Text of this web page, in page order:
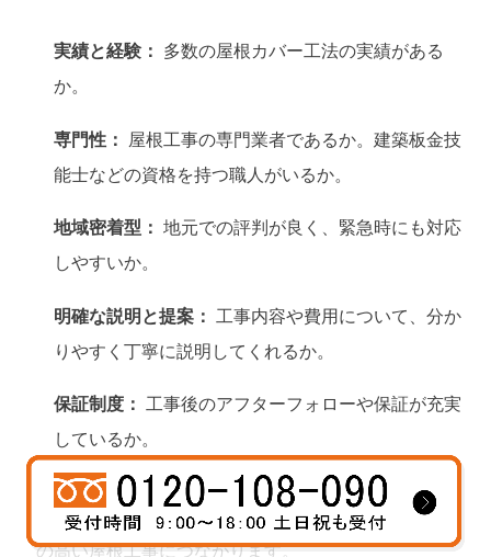
実績と経験：
多数の屋根カバー工法の実績がある
か。
専門性：
屋根工事の専門業者であるか。建築板金技
能士などの資格を持つ職人がいるか。
地域密着型： 地元での評判が良く、緊急時にも対応
しやすいか。
明確な説明と提案：
工事内容や費用について、分か
りやすく丁寧に説明してくれるか。
保証制度：
工事後のアフターフォローや保証が充実
しているか。
安さだけで業者を選ぶのではなく、総合的な信頼性と
サービス内容で判断することが、結果的に費用対効果
の高い屋根工事につながります。